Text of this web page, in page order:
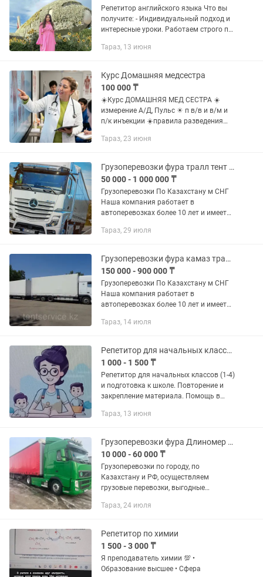
Репетитор английского языка Что вы
получите: - Индивидуальный подход и
интересные уроки. Работаем строго по
школ и работы. - Постановка
Тараз, 13 июня
Курс Домашняя медсестра
100 000 ₸
☀️Курс ДОМАШНЯЯ МЕД СЕСТРА ☀️
измерение А/Д, Пульс ☀ п в/в и в/м и
п/к инъекции ☀️правила разведения
назначению врача ☀️уход за
дпо...
Тараз, 23 июня
Грузоперевозки фура тралл тент рефрижератор площадка
50 000 - 1 000 000 ₸
Грузоперевозки По Казахстану м СНГ
Наша компания работает в
автоперевозках более 10 лет и имеет
Предоставляем все виды документов.
Тараз, 29 июля
Грузоперевозки фура камаз трал реф с Тараз по Казахстану и СНГ дешево
150 000 - 900 000 ₸
Грузоперевозки По Казахстану м СНГ
Наша компания работает в
автоперевозках более 10 лет и имеет
Предоставляем все виды документов.
Тараз, 14 июля
Репетитор для начальных классов и подготовка к школе
1 000 - 1 500 ₸
Репетитор для начальных классов (1-4)
и подготовка к школе. Повторение и
закрепление материала. Помощь в
всем предметам (в том числе
Тараз, 13 июня
Грузоперевозки фура Длиномер площадка Рефрижератор трал
10 000 - 60 000 ₸
Грузоперевозки по городу, по
Казахстану и РФ, осуществляем
грузовые перевозки, выгодные
оплата на ОУР с НДС и без НДС
Тараз, 24 июля
Репетитор по химии
1 500 - 3 000 ₸
Я преподаватель химии 💯 •
Образование высшее • Сфера